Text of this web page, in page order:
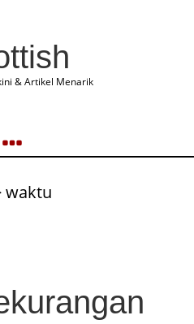
& Artikel Menarik
waktu